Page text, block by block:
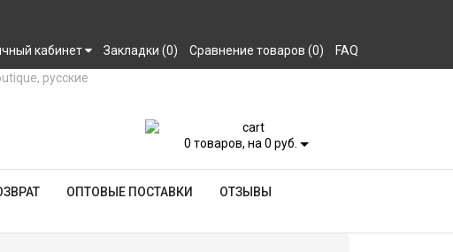
кабинет Закладки (0) Сравнение товаров (0) FAQ
0 товаров, на 0 руб.
ОПТОВЫЕ ПОСТАВКИ ОТЗЫВЫ